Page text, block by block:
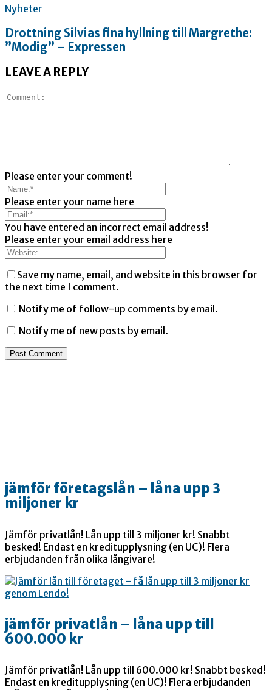
Nyheter
Drottning Silvias fina hyllning till Margrethe:
”Modig” – Expressen
LEAVE A REPLY
Please enter your comment!
Please enter your name here
You have entered an incorrect email address!
Please enter your email address here
Save my name, email, and website in this browser for
the next time I comment.
Notify me of follow-up comments by email.
Notify me of new posts by email.
jämför företagslån – låna upp 3
miljoner kr
Jämför privatlån! Lån upp till 3 miljoner kr! Snabbt
besked! Endast en kreditupplysning (en UC)! Flera
erbjudanden från olika långivare!
jämför privatlån – låna upp till
600.000 kr
Jämför privatlån! Lån upp till 600.000 kr! Snabbt besked!
Endast en kreditupplysning (en UC)! Flera erbjudanden